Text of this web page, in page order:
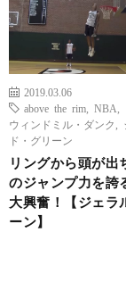
2019.03.06
above the rim
NBA
ウィンドミル・ダンク
ド・グリーン
リングから頭が出
のジャンプ力を誇
大興奮！【ジェラ
ーン】